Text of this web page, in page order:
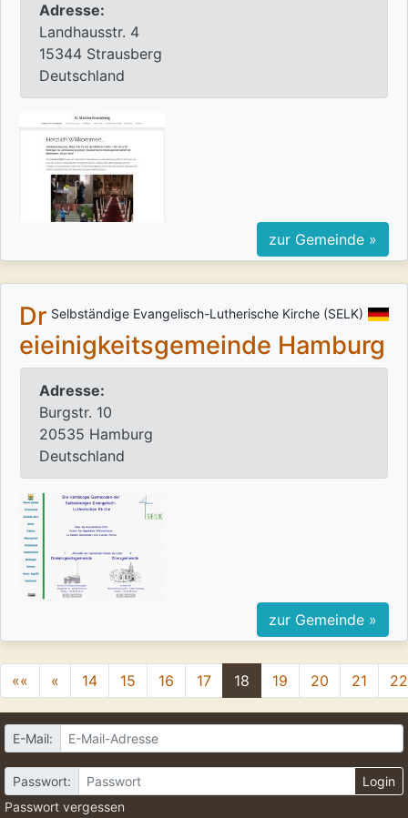
Adresse:
Landhausstr. 4
15344 Strausberg
Deutschland
zur Gemeinde »
Selbständige Evangelisch-Lutherische Kirche (SELK)
Dr
eieinigkeitsgemeinde Hamburg
Adresse:
Burgstr. 10
20535 Hamburg
Deutschland
zur Gemeinde »
«« « 14 15 16 17 18 19 20 21 22
E-Mail:
Passwort:
Login
Passwort vergessen